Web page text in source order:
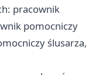
pracownik
pomocniczy
ślusarza,